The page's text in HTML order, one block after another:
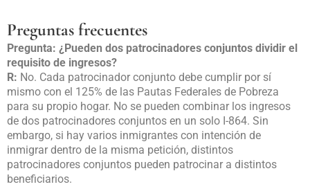
Preguntas frecuentes
Pregunta: ¿Pueden dos patrocinadores conjuntos dividir el
requisito de ingresos?
R: No. Cada patrocinador conjunto debe cumplir por sí
mismo con el 125% de las Pautas Federales de Pobreza
para su propio hogar. No se pueden combinar los ingresos
de dos patrocinadores conjuntos en un solo I-864. Sin
embargo, si hay varios inmigrantes con intención de
inmigrar dentro de la misma petición, distintos
patrocinadores conjuntos pueden patrocinar a distintos
beneficiarios.